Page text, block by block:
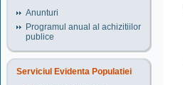
Anunturi
Programul anual al achizitiilor
publice
Serviciul Evidenta Populatiei